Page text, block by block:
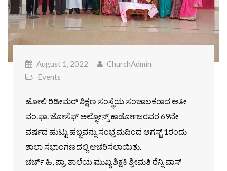
August 1, 2022
ChurchAdmin
Events
ಹೋಲಿ ರಿಡೀಮರ್ ಶಿಕ್ಷಣ ಸಂಸ್ಥೆಯ ಸಂಚಾಲಕರಾದ ಅತೀ
ವಂ.ಫಾ. ಜೋಸೆಫ್ ಅಲ್ಫೋನ್ಸ್ ಕಾರ್ಡೋಜರವರ 69ನೇ
ವರ್ಷದ ಹುಟ್ಟು ಹಬ್ಬವನ್ನು ಸಂಭ್ರಮದಿಂದ ಆಗಸ್ಟ್ 1ರಂದು
ಶಾಲಾ ಸಭಾಂಗಣದಲ್ಲಿ ಆಚರಿಸಲಾಯಿತು.
ಚರ್ಚ್ ಹಿ, ಪ್ರಾ, ಶಾಲೆಯ ಮುಖ್ಯ ಶಿಕ್ಷಕಿ ಶ್ರೀಮತಿ ರೆನ್ನಿ ವಾಸ್